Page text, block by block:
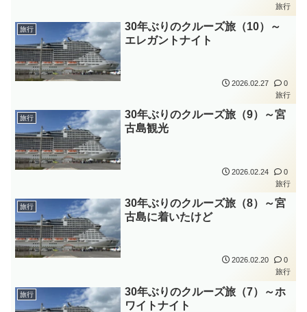
旅行
旅行
30年ぶりのクルーズ旅（10）～
エレガントナイト
2026.02.27
0
旅行
旅行
30年ぶりのクルーズ旅（9）～宮
古島観光
2026.02.24
0
旅行
旅行
30年ぶりのクルーズ旅（8）～宮
古島に着いたけど
2026.02.20
0
旅行
旅行
30年ぶりのクルーズ旅（7）～ホ
ワイトナイト